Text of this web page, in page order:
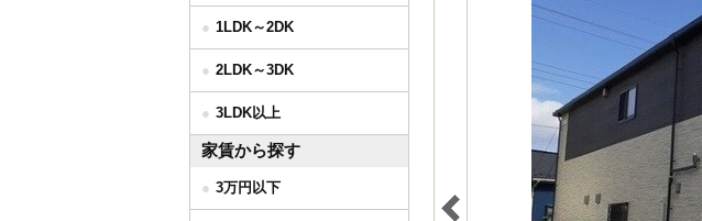
1LDK～2DK
2LDK～3DK
3LDK以上
家賃から探す
3万円以下